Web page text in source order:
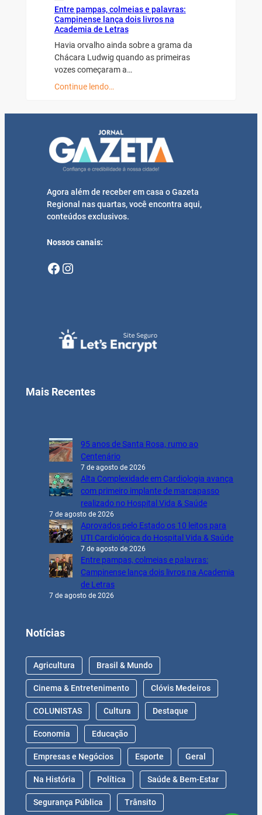
Entre pampas, colmeias e palavras:
Campinense lança dois livros na
Academia de Letras
Havia orvalho ainda sobre a grama da
Chácara Ludwig quando as primeiras
vozes começaram a…
Continue lendo…
Agora além de receber em casa o Gazeta
Regional nas quartas, você encontra aqui,
conteúdos exclusivos.
Nossos canais:
Facebook Instagram
Mais Recentes
95 anos de Santa Rosa, rumo ao
Centenário
7 de agosto de 2026
Alta Complexidade em Cardiologia avança
com primeiro implante de marcapasso
realizado no Hospital Vida & Saúde
7 de agosto de 2026
Aprovados pelo Estado os 10 leitos para
UTI Cardiológica do Hospital Vida & Saúde
7 de agosto de 2026
Entre pampas, colmeias e palavras:
Campinense lança dois livros na Academia
de Letras
7 de agosto de 2026
Notícias
Agricultura Brasil & Mundo
Cinema & Entretenimento Clóvis Medeiros
COLUNISTAS Cultura Destaque
Economia Educação
Empresas e Negócios Esporte Geral
Na História Política Saúde & Bem-Estar
Segurança Pública Trânsito